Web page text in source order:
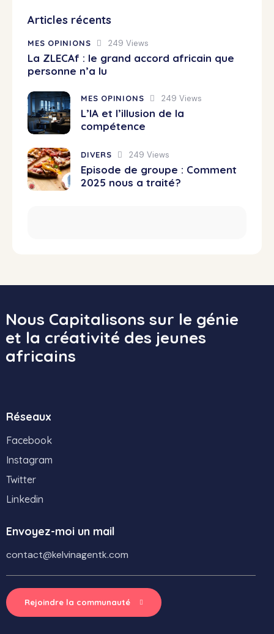
Articles récents
MES OPINIONS 249 Views
La ZLECAf : le grand accord africain que
personne n’a lu
MES OPINIONS 249 Views
L’IA et l’illusion de la
compétence
DIVERS 249 Views
Episode de groupe : Comment
2025 nous a traité?
Nous Capitalisons sur le génie
et la créativité des jeunes
africains
Envoyez-moi un mail
contact@kelvinagentk.com
Rejoindre la communauté
Réseaux
Facebook
Instagram
Twitter
Linkedin